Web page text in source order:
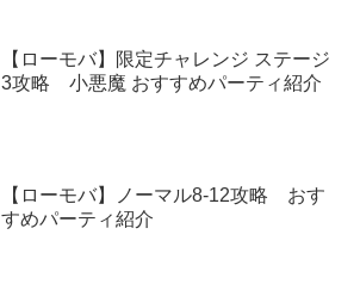
【ローモバ】限定チャレンジ ステージ
3攻略 小悪魔 おすすめパーティ紹介
【ローモバ】ノーマル8-12攻略 おす
すめパーティ紹介